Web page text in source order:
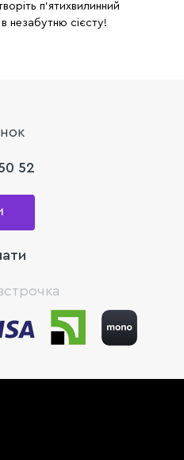
п'ятихвилинний
незабутню сієсту!
52